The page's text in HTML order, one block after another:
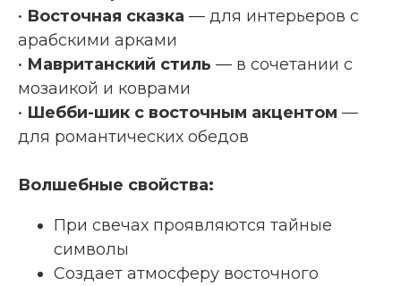
• Восточная сказка — для интерьеров с
арабскими арками
• Мавританский стиль — в сочетании с
мозаикой и коврами
• Шебби-шик с восточным акцентом —
для романтических обедов
Волшебные свойства:
При свечах проявляются тайные
символы
Создает атмосферу восточного